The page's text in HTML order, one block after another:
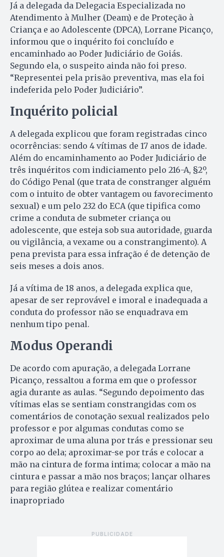
Já a delegada da Delegacia Especializada no
Atendimento à Mulher (Deam) e de Proteção à
Criança e ao Adolescente (DPCA), Lorrane Picanço,
informou que o inquérito foi concluído e
encaminhado ao Poder Judiciário de Goiás.
Segundo ela, o suspeito ainda não foi preso.
“Representei pela prisão preventiva, mas ela foi
indeferida pelo Poder Judiciário”.
Inquérito policial
A delegada explicou que foram registradas cinco
ocorrências: sendo 4 vítimas de 17 anos de idade.
Além do encaminhamento ao Poder Judiciário de
três inquéritos com indiciamento pelo 216-A, §2º,
do Código Penal (que trata de constranger alguém
com o intuito de obter vantagem ou favorecimento
sexual) e um pelo 232 do ECA (que tipifica como
crime a conduta de submeter criança ou
adolescente, que esteja sob sua autoridade, guarda
ou vigilância, a vexame ou a constrangimento). A
pena prevista para essa infração é de detenção de
seis meses a dois anos.
Já a vítima de 18 anos, a delegada explica que,
apesar de ser reprovável e imoral e inadequada a
conduta do professor não se enquadrava em
nenhum tipo penal.
Modus Operandi
De acordo com apuração, a delegada Lorrane
Picanço, ressaltou a forma em que o professor
agia durante as aulas. “Segundo depoimento das
vítimas elas se sentiam constrangidas com os
comentários de conotação sexual realizados pelo
professor e por algumas condutas como se
aproximar de uma aluna por trás e pressionar seu
corpo ao dela; aproximar-se por trás e colocar a
mão na cintura de forma intima; colocar a mão na
cintura e passar a mão nos braços; lançar olhares
para região glútea e realizar comentário
inapropriado